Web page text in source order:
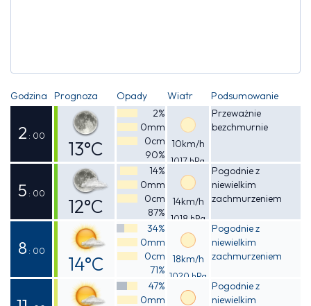
Godzina Prognoza Opady Wiatr Podsumowanie
2 : 00
13°C
Odczuwalna
13°C
2%
0mm
0cm
90%
10km/h
1017 hPa
Przeważnie
bezchmurnie
5 : 00
12°C
Odczuwalna
12°C
14%
0mm
0cm
87%
14km/h
1018 hPa
Pogodnie z
niewielkim
zachmurzeniem
8 : 00
14°C
Odczuwalna
14°C
34%
0mm
0cm
71%
18km/h
1020 hPa
Pogodnie z
niewielkim
zachmurzeniem
47%
0mm
Pogodnie z
niewielkim